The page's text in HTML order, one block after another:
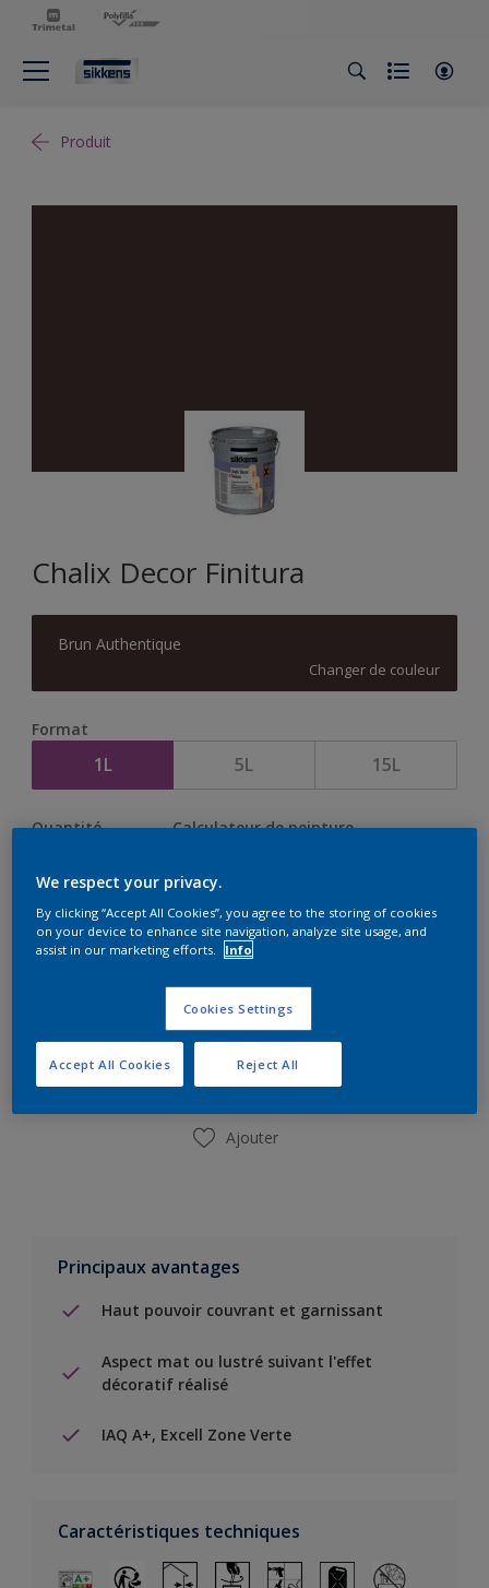
Produit
Chalix Decor Finitura
Brun Authentique
Changer de couleur
Format
1L 5L 15L
Quantité Calculateur de peinture
Ajouter à la liste d’achats
Trouver un magasin
Ajouter
Principaux avantages
Haut pouvoir couvrant et garnissant
Aspect mat ou lustré suivant l'effet
décoratif réalisé
IAQ A+, Excell Zone Verte
Caractéristiques techniques
We respect your privacy.
By clicking “Accept All Cookies”, you agree to the storing of cookies
on your device to enhance site navigation, analyze site usage, and
assist in our marketing efforts.
Info
Cookies Settings
Reject All
Accept All Cookies